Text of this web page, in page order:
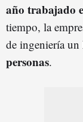
año trabajado
tiempo, la
de ingeniería un
personas.